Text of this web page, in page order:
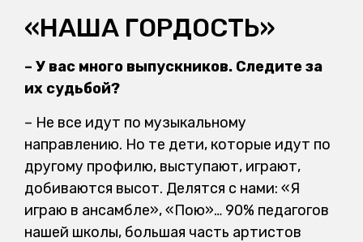
«НАША ГОРДОСТЬ»
– У вас много выпускников. Следите за
их судьбой?
– Не все идут по музыкальному
направлению. Но те дети, которые идут по
другому профилю, выступают, играют,
добиваются высот. Делятся с нами: «Я
играю в ансамбле», «Пою»… 90% педагогов
нашей школы, большая часть артистов